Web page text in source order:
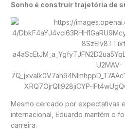
Sonho é construir trajetória de
Mesmo cercado por expectativas
internacional, Eduardo mantém o
carreira.